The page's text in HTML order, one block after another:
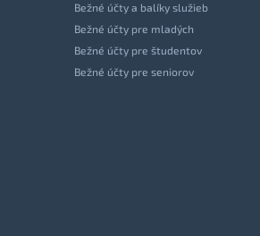
Bežné účty a balíky služieb
Bežné účty pre mladých
Bežné účty pre študentov
Bežné účty pre seniorov